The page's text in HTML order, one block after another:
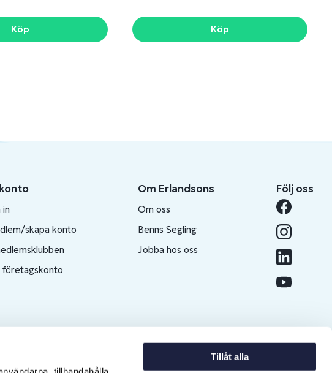
Tillåt alla
Köp Köp
in
skapa konto
företagskonto
Om Erlandsons
Om oss
Benns Segling
Jobba hos oss
Följ oss